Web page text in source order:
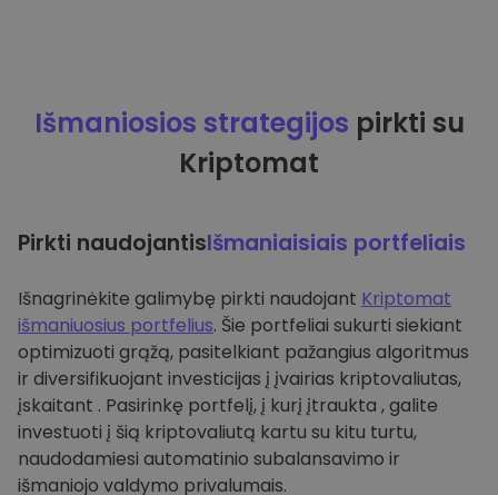
Išmaniosios strategijos pirkti su
Kriptomat
Pirkti naudojantisIšmaniaisiais portfeliais
Išnagrinėkite galimybę pirkti naudojant Kriptomat
išmaniuosius portfelius. Šie portfeliai sukurti siekiant
optimizuoti grąžą, pasitelkiant pažangius algoritmus
ir diversifikuojant investicijas į įvairias kriptovaliutas,
įskaitant . Pasirinkę portfelį, į kurį įtraukta , galite
investuoti į šią kriptovaliutą kartu su kitu turtu,
naudodamiesi automatinio subalansavimo ir
išmaniojo valdymo privalumais.